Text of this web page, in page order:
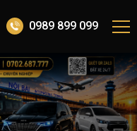
0989 899 099